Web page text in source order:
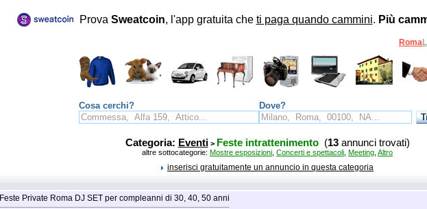
Prova Sweatcoin, l'app gratuita che ti paga quando cammini. Più
Roma
Cosa cerchi? Dove?
Categoria: Eventi> Feste intrattenimento(13annunci trovati)
altre sottocategorie: Mostre esposizioni Concerti e spettacoli Meeting Altro
inserisci gratuitamente un annuncio in questa categoria
Feste Private Roma DJ SET per compleanni di 30, 40, 50 anni